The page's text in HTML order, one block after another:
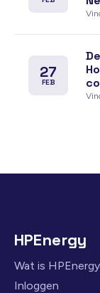
27
FEB
HPEnergy
Wat is HPEnergy
Inloggen